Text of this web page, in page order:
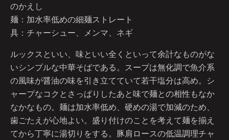
のかえし
麺：加水率低めの細麺ストレート
具：チャーシュー、メンマ、ネギ
ルックスといい、味といい全くといって余計なものがな
いシンプルな中華そばである。スープは無化調で魚介系
の風味が醤油の味を引き立てていて若干塩分は高め。シ
ャープなコクとさっぱりしたあと味で麺との相性もなか
なかなもの。麺は加水率低め、硬めの湯で加減のため、
歯ごたえが心地よい。盛り付けのことを考えて麺を揃え
てから丁寧に湯切りをする。豚肩ロースの低温調理チャ